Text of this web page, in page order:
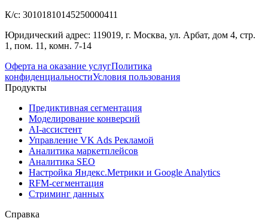
К/с: 30101810145250000411
Юридический адрес: 119019, г. Москва, ул. Арбат, дом 4, стр.
1, пом. 11, комн. 7-14
Оферта на оказание услугПолитика
конфиденциальностиУсловия пользования
Продукты
Предиктивная сегментация
Моделирование конверсий
AI-ассистент
Управление VK Ads Рекламой
Аналитика маркетплейсов
Аналитика SEO
Настройка Яндекс.Метрики и Google Analytics
RFM-сегментация
Cтриминг данных
Справка